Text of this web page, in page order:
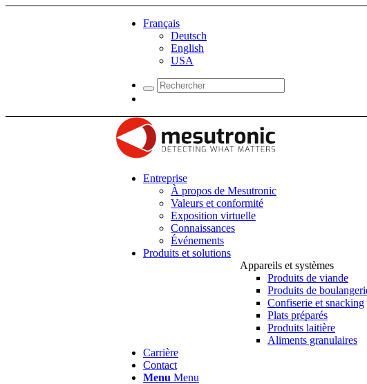
Français
Deutsch
English
USA
Entreprise
À propos de Mesutronic
Valeurs et conformité
Exposition virtuelle
Connaissances
Événements
Produits et solutions
Appareils et systèmes
Produits de viande
Produits de
Confiserie et snacking
Plats préparés
Produits laitière
Aliments granulaires
Carrière
Contact
Menu Menu